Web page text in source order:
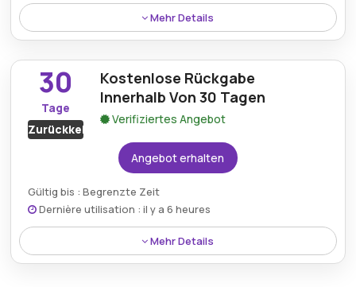
Mehr Details
Holen Sie sich eine langlebige und leistungsstarke HP
Standardkartusche in Schwarz für nur 19,20 €. Sie
liefert hervorragende Druckqualität zu einem
Bruchteil des Preises von Markenprodukten.
30
Tage
Zurückkehren
Kostenlose Rückgabe
Innerhalb Von 30 Tagen
Verifiziertes Angebot
Angebot erhalten
Gültig bis : Begrenzte Zeit
Dernière utilisation : il y a 6 heures
Mehr Details
Profitieren Sie von unserem unkomplizierten 30-